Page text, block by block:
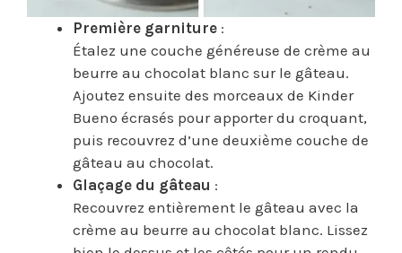
Première garniture :
Étalez une couche généreuse de crème au
beurre au chocolat blanc sur le gâteau.
Ajoutez ensuite des morceaux de Kinder
Bueno écrasés pour apporter du croquant,
puis recouvrez d’une deuxième couche de
gâteau au chocolat.
Glaçage du gâteau :
Recouvrez entièrement le gâteau avec la
crème au beurre au chocolat blanc. Lissez